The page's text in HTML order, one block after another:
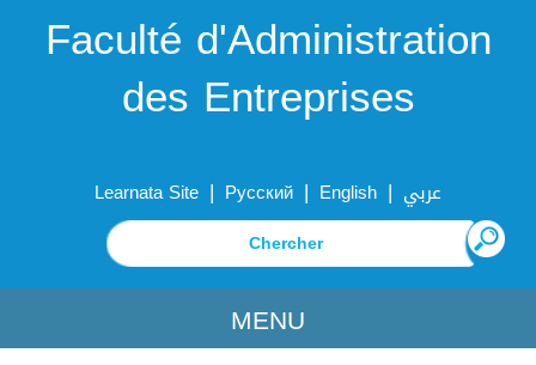
Faculté d'Administration
des Entreprises
Learnata Site | Русский | English | عربي
MENU